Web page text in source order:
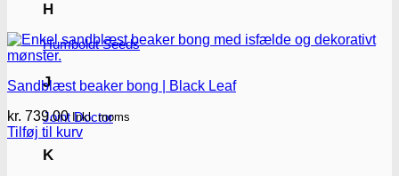
H
Humboldt Seeds
J
Joint Doctor
K
Sandblæst beaker bong | Black Leaf
kr. 739.00 Inkl. moms
Tilføj til kurv